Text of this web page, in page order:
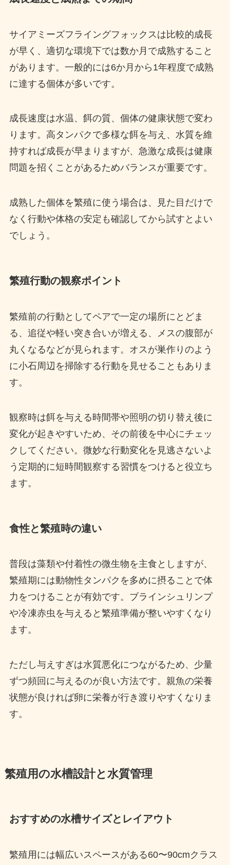
サイアミーズフライングフォックスは比較的成長
が早く、適切な環境下では数か月で成熟すること
があります。一般的には6か月から1年程度で成熟
に達する個体が多いです。
成長速度は水温、餌の質、個体の健康状態で変わ
ります。高タンパクで多様な餌を与え、水質を維
持すれば成長が早まりますが、急激な成長は健康
問題を招くことがあるためバランスが重要です。
成熟した個体を繁殖に使う場合は、見た目だけで
なく行動や体格の安定も確認してから試すとよい
でしょう。
繁殖行動の観察ポイント
繁殖前の行動としてペアで一定の場所にとどま
る、追従や軽い突き合いが増える、メスの腹部が
丸くなるなどが見られます。オスが巣作りのよう
に小石周辺を掃除する行動を見せることもありま
す。
観察時は餌を与える時間帯や照明の切り替え後に
変化が起きやすいため、その前後を中心にチェッ
クしてください。微妙な行動変化を見逃さないよ
う定期的に短時間観察する習慣をつけると役立ち
ます。
食性と繁殖時の違い
普段は藻類や付着性の微生物を主食としますが、
繁殖期には動物性タンパクを多めに摂ることで体
力をつけることが有効です。ブラインシュリンプ
や冷凍赤虫を与えると繁殖準備が整いやすくなり
ます。
ただし与えすぎは水質悪化につながるため、少量
ずつ頻回に与えるのが良い方法です。親魚の栄養
状態が良ければ卵に栄養が行き渡りやすくなりま
す。
繁殖用の水槽設計と水質管理
おすすめの水槽サイズとレイアウト
繁殖用には幅広いスペースがある60〜90cmクラス